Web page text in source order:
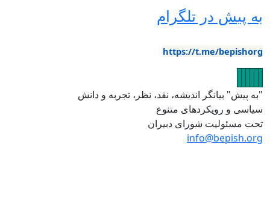
پیش در تلگرام
https://t.me/
پیش" بیانگر اندیشه، نقد، نظر، تجربه و دانش
و رویکردهای متنوع
مسئولیت شورای دبیران